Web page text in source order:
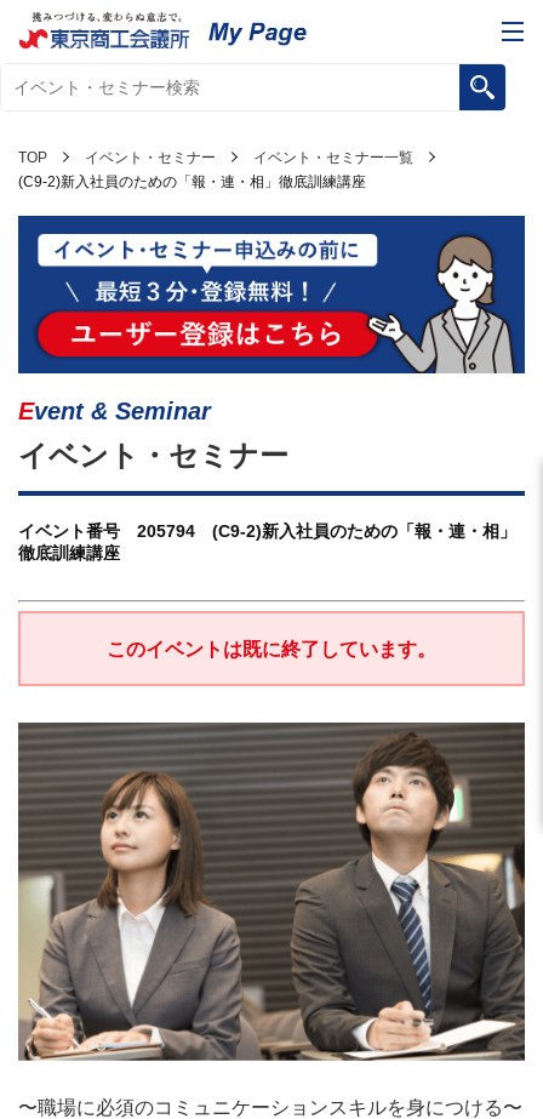
TOP イベント・セミナー
イベント・セミナー一覧
(C9-2)新入社員のための「報・連・相」徹底訓練講座
Event & Seminar
イベント・セミナー
イベント番号 205794 (C9-2)新入社員のための「報・連・相」
徹底訓練講座
このイベントは既に終了しています。
〜職場に必須のコミュニケーションスキルを身につける〜